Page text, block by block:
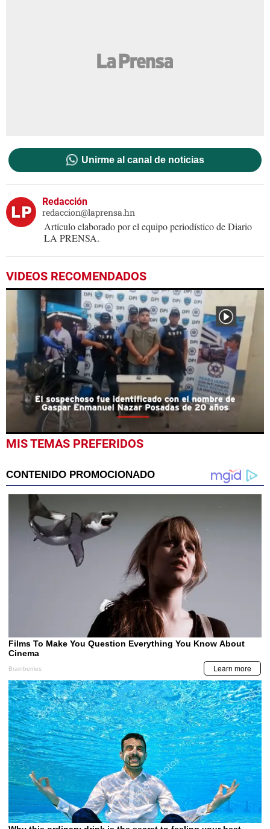
Unirme al canal de noticias
Redacción
redaccion@laprensa.hn
Artículo elaborado por el equipo periodístico de Diario
LA PRENSA.
VIDEOS RECOMENDADOS
0
seconds
seconds
MIS TEMAS PREFERIDOS